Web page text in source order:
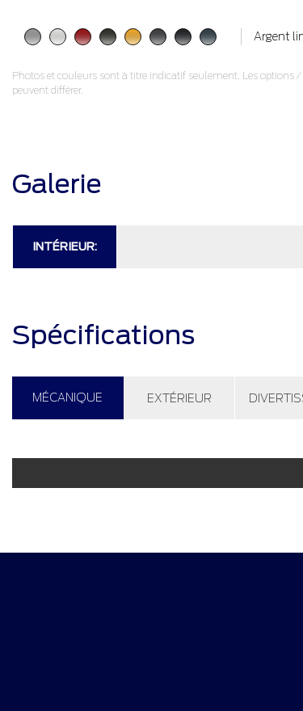
Argent
Photos et couleurs sont à titre indicatif seulement. Les options
peuvent différer.
Galerie
INTÉRIEUR:
Spécifications
MÉCANIQUE EXTÉRIEUR